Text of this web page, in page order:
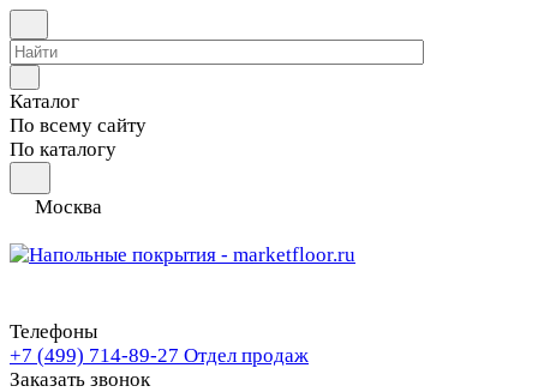
Каталог
По всему сайту
По каталогу
Москва
Телефоны
+7 (499) 714-89-27 Отдел продаж
Заказать звонок